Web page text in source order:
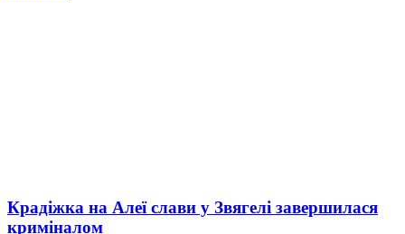
Крадіжка на Алеї слави у Звягелі завершилася
криміналом